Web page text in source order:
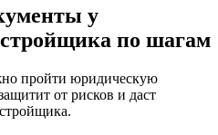
у
по шагам
пройти юридическую
от рисков и даст